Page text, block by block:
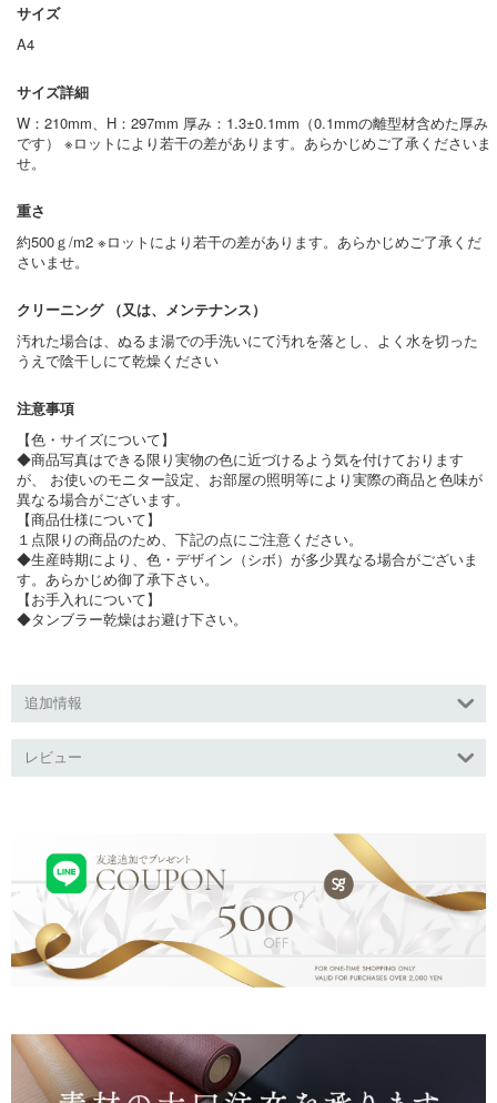
サイズ
A4
サイズ詳細
W：210mm、H：297mm 厚み：1.3±0.1mm（0.1mmの離型材含めた厚み
です） ※ロットにより若干の差があります。あらかじめご了承くださいま
せ。
重さ
約500ｇ/m2 ※ロットにより若干の差があります。あらかじめご了承くだ
さいませ。
クリーニング （又は、メンテナンス）
汚れた場合は、ぬるま湯での手洗いにて汚れを落とし、よく水を切った
うえで陰干しにて乾燥ください
注意事項
【色・サイズについて】
◆商品写真はできる限り実物の色に近づけるよう気を付けております
が、 お使いのモニター設定、お部屋の照明等により実際の商品と色味が
異なる場合がございます。
【商品仕様について】
１点限りの商品のため、下記の点にご注意ください。
◆生産時期により、色・デザイン（シボ）が多少異なる場合がございま
す。あらかじめ御了承下さい。
【お手入れについて】
◆タンブラー乾燥はお避け下さい。
追加情報
レビュー